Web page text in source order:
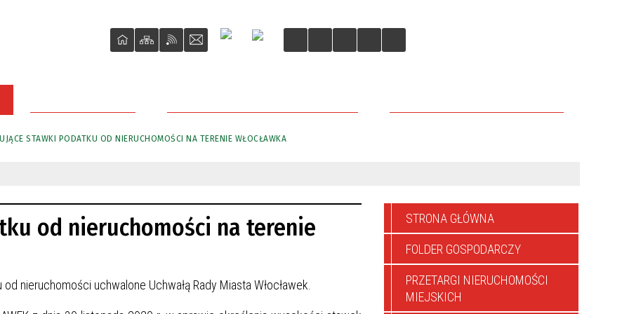
STAWKI PODATKU OD NIERUCHOMOŚCI NA TERENIE WŁOCŁAWKA
od nieruchomości na terenie
nieruchomości uchwalone Uchwałą Rady Miasta Włocławek.
STRONA GŁÓWNA
FOLDER GOSPODARCZY
PRZETARGI NIERUCHOMOŚCI
MIEJSKICH